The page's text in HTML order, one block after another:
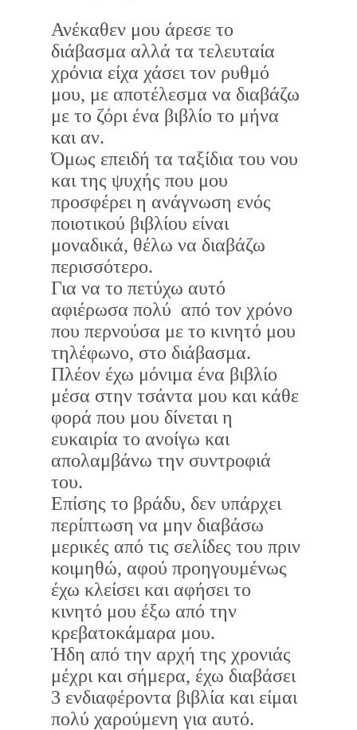
Ανέκαθεν μου άρεσε το
διάβασμα αλλά τα τελευταία
χρόνια είχα χάσει τον ρυθμό
μου, με αποτέλεσμα να διαβάζω
με το ζόρι ένα βιβλίο το μήνα
και αν.
Όμως επειδή τα ταξίδια του νου
και της ψυχής που μου
προσφέρει η ανάγνωση ενός
ποιοτικού βιβλίου είναι
μοναδικά, θέλω να διαβάζω
περισσότερο.
Για να το πετύχω αυτό
αφιέρωσα πολύ από τον χρόνο
που περνούσα με το κινητό μου
τηλέφωνο, στο διάβασμα.
Πλέον έχω μόνιμα ένα βιβλίο
μέσα στην τσάντα μου και κάθε
φορά που μου δίνεται η
ευκαιρία το ανοίγω και
απολαμβάνω την συντροφιά
του.
Επίσης το βράδυ, δεν υπάρχει
περίπτωση να μην διαβάσω
μερικές από τις σελίδες του πριν
κοιμηθώ, αφού προηγουμένως
έχω κλείσει και αφήσει το
κινητό μου έξω από την
κρεβατοκάμαρα μου.
Ήδη από την αρχή της χρονιάς
μέχρι και σήμερα, έχω διαβάσει
3 ενδιαφέροντα βιβλία και είμαι
πολύ χαρούμενη για αυτό.